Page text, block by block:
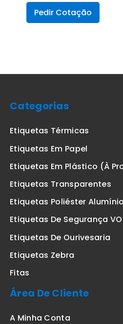
Pedir Cotação
Categorias
Etiquetas Térmicas
Etiquetas Em Papel
Etiquetas Em Plástico (à
Etiquetas Transparentes
Etiquetas Poliéster
Etiquetas De Segurança
Etiquetas De Ourivesaria
Etiquetas Zebra
Fitas
Área De Cliente
A Minha Conta